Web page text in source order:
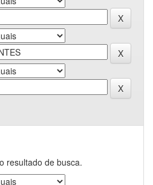
resultado de busca.